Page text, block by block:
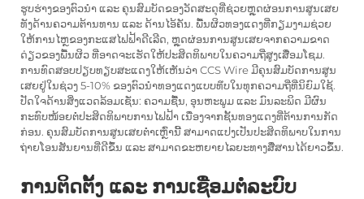
ຮູບຮ່າງຂອງຕົວນຳ ແລະ ຄຸນສົມບັດຂອງວັດສະດຸທີ່ຊ່ວຍຫຼຸດຜ່ອນການສູນເສຍ
ທັງດ້ານຄວາມຕ້ານທານ ແລະ ດ້ານໄອ້ຄັນ. ພື້ນຜິວທອງແດງທີ່ກຽມງາມຊ່ວຍ
ໃຫ້ການໄຫຼຂອງກະແສໄຟຟ້າດີເລີດ, ຫຼຸດຜ່ອນການສູນເສຍຈາກຄວາມຂາດ
ດ່ຽວຂອງພື້ນຜິວ ທີ່ອາດຈະເຮັດໃຫ້ປະສິດທິພາບໃນຄວາມຖີ່ສູງເສື່ອມໂຊມ.
ການທົດສອບປຽບທຽບສະແດງໃຫ້ເຫັນວ່າ CCS Wire ມີຄຸນສົມບັດການສູນ
ເສຍຢູ່ໃນຊ່ວງ 5-10% ຂອງຕົວນຳທອງແດງແບບທึບໃນທຸກຄວາມຖີ່ທີ່ນິຍົມໃຊ້.
ປັດໃຈດ້ານສິ່ງແວດລ້ອມເຊັ່ນ: ຄວາມຊື້ນ, ອຸນຫະພູມ ແລະ ມົນລະພິດ ມີຜົນ
ກະທົບໜ້ອຍຕໍ່ປະສິດທິພາບການໄຟຟ້າ ເນື່ອງຈາກຊັ້ນທອງແດງທີ່ຕ້ານການກັດ
ກ່ອນ. ຄຸນສົມບັດການສູນເສຍຕ່ຳເຫຼົ່ານີ້ ສາມາດແປງເປັນປະສິດທິພາບໃນການ
ຖ່າຍໂອນສັນຍານທີ່ດີຂຶ້ນ ແລະ ສາມາດຂະຫຍາຍໄລຍະທາງສື່ສານໄດ້ຍາວຂຶ້ນ.
ການຕິດຕັ້ງ ແລະ ການເຊື່ອມຕໍ່ລະບົບ